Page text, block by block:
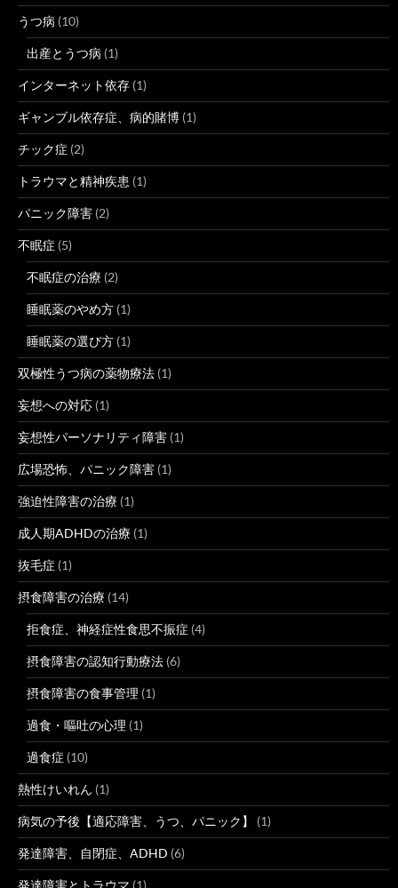
うつ病 (10)
出産とうつ病 (1)
インターネット依存 (1)
ギャンブル依存症、病的賭博 (1)
チック症 (2)
トラウマと精神疾患 (1)
パニック障害 (2)
不眠症 (5)
不眠症の治療 (2)
睡眠薬のやめ方 (1)
睡眠薬の選び方 (1)
双極性うつ病の薬物療法 (1)
妄想への対応 (1)
妄想性パーソナリティ障害 (1)
広場恐怖、パニック障害 (1)
強迫性障害の治療 (1)
成人期ADHDの治療 (1)
抜毛症 (1)
摂食障害の治療 (14)
拒食症、神経症性食思不振症 (4)
摂食障害の認知行動療法 (6)
摂食障害の食事管理 (1)
過食・嘔吐の心理 (1)
過食症 (10)
熱性けいれん (1)
病気の予後【適応障害、うつ、パニック】 (1)
発達障害、自閉症、ADHD (6)
発達障害とトラウマ (1)